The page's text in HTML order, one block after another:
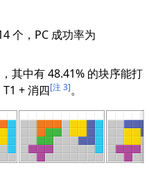
个，PC 成功率为
其中有 48.41% 的块序能打
+ 消四[注 3]。